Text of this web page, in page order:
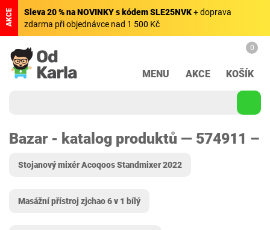
AKCE Sleva 20 % na NOVINKY s kódem SLE25NVK+ doprava
zdarma při objednávce nad 1 500 Kč
MENU AKCE
0
KOŠÍK
Bazar - katalog produktů — 574911 –
Stojanový mixér Acoqoos Standmixer 2022
Masážní přístroj zjchao 6 v 1 bílý